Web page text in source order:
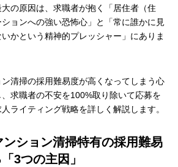
の原因は、求職者が抱く「居住者（住
ョンへの強い恐怖心」と「常に誰かに見
かという精神的プレッシャー」にありま
清掃の採用難易度が高くなってしまう心
求職者の不安を100%取り除いて応募を
ライティング戦略を詳しく解説します。
ション清掃特有の採用難易
3つの主因」